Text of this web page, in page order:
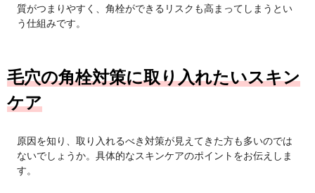
質がつまりやすく、角栓ができるリスクも高まってしまうとい
う仕組みです。
毛穴の角栓対策に取り入れたいスキン
ケア
原因を知り、取り入れるべき対策が見えてきた方も多いのでは
ないでしょうか。具体的なスキンケアのポイントをお伝えしま
す。